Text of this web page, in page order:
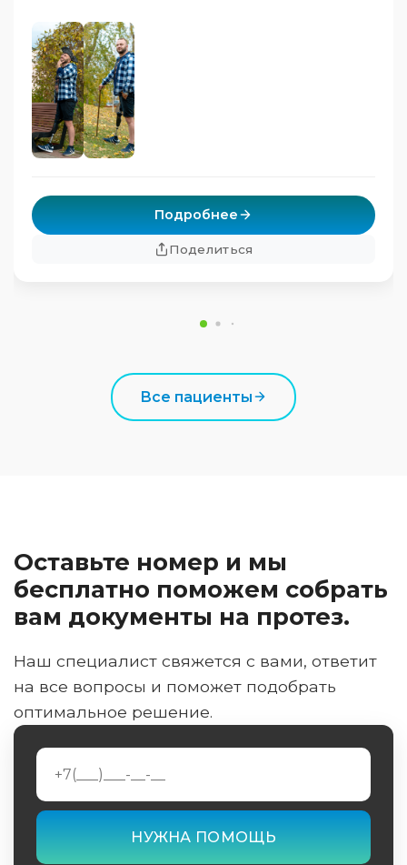
Подробнее
Поделиться
Все пациенты
Оставьте номер и мы
бесплатно поможем собрать
вам документы на протез.
Наш специалист свяжется с вами, ответит
на все вопросы и поможет подобрать
оптимальное решение.